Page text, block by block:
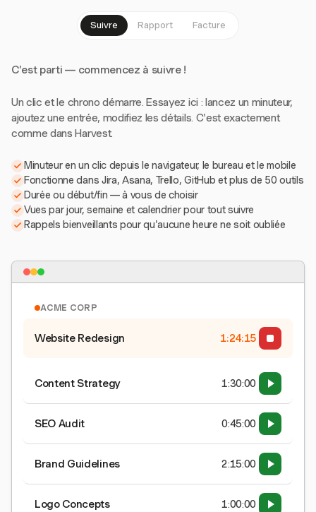
Suivre Rapport Facture
C'est parti — commencez à suivre !
Un clic et le chrono démarre. Essayez ici : lancez un minuteur,
ajoutez une entrée, modifiez les détails. C'est exactement
comme dans Harvest.
Minuteur en un clic depuis le navigateur, le bureau et le mobile
Fonctionne dans Jira, Asana, Trello, GitHub et plus de 50 outils
Durée ou début/fin — à vous de choisir
Vues par jour, semaine et calendrier pour tout suivre
Rappels bienveillants pour qu'aucune heure ne soit oubliée
ACME CORP
Website Redesign 1:24:15
Content Strategy 1:30:00
SEO Audit 0:45:00
Brand Guidelines 2:15:00
Logo Concepts 1:00:00